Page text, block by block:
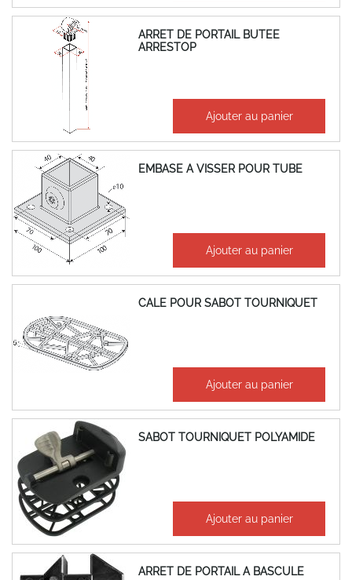
ARRET DE PORTAIL BUTEE
ARRESTOP
Ajouter au panier
EMBASE A VISSER POUR TUBE
62,09 €
51,74 € Ajouter au panier
CALE POUR SABOT TOURNIQUET
Ajouter au panier
SABOT TOURNIQUET POLYAMIDE
70,59 €
58,82 € Ajouter au panier
ARRET DE PORTAIL A BASCULE